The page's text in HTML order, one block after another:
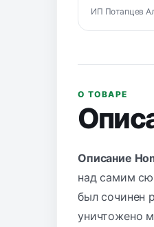
ИП Потапцев
О ТОВАРЕ
Описание
над самим
был сочинен
уничтожено